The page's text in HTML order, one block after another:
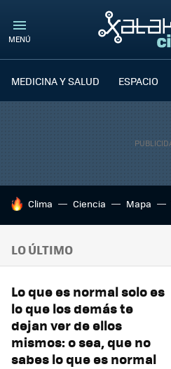
MENÚ
MEDICINA Y SALUD ESPACIO
HOY SE HABLA DE
Clima Ciencia Mapa
LO ÚLTIMO
Lo que es normal solo es
lo que los demás te
dejan ver de ellos
mismos: o sea, que no
sabes lo que es normal